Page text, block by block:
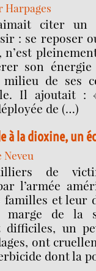
Harpages
citer un
: se reposer
son
de ses
Il ajoutait :
de (…)
la dioxine, un
de
l’armée
et leur
marge de la
difficiles, un
ont
dont la